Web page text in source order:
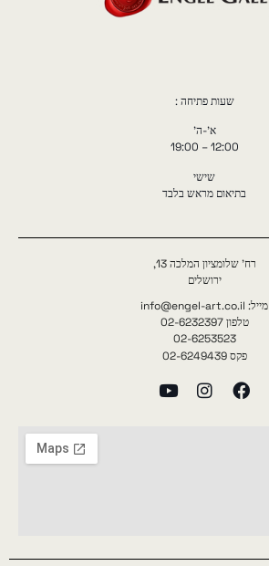
שעות פתיחה :
א'-ה'
12:00 – 19:00
שישי
בתיאום מראש בלבד
רח' שלומציון המלכה 13,
ירושלים
מייל: info@engel-art.co.il
טלפון 02-6232397
02-6253523
פקס 02-6249439